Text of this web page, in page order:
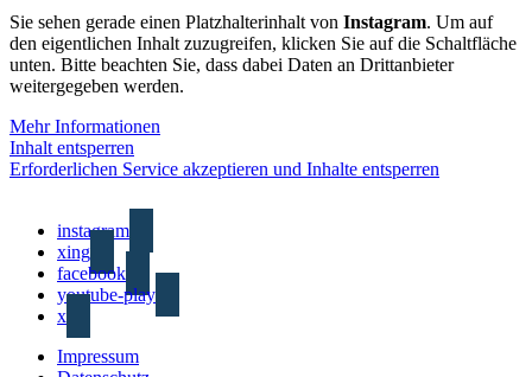
Sie sehen gerade einen Platzhalterinhalt von Instagram. Um auf
den eigentlichen Inhalt zuzugreifen, klicken Sie auf die Schaltfläche
unten. Bitte beachten Sie, dass dabei Daten an Drittanbieter
weitergegeben werden.
Mehr Informationen
Inhalt entsperren
Erforderlichen Service akzeptieren und Inhalte entsperren
instagram
xing
facebook
youtube-play
x
Impressum